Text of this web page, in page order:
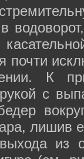
почти
К
с
лишив
из